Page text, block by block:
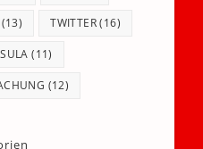
(13) TWITTER(16)
(11)
(12)